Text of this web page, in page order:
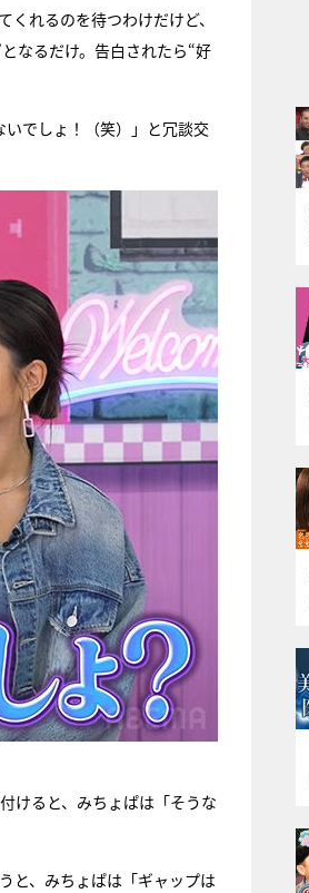
れるのを待つわけだけど、
なるだけ。告白されたら“好
でしょ！（笑）」と冗談交
けると、みちょぱは「そうな
と、みちょぱは「ギャップは